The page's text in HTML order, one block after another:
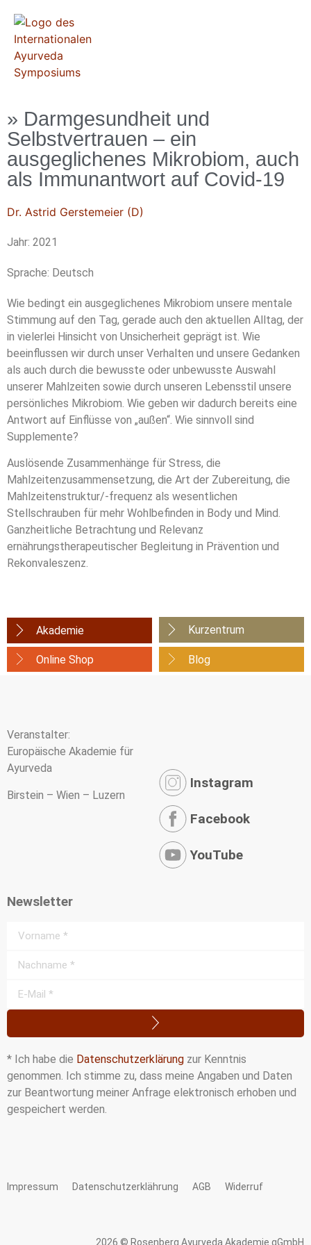
» Darmgesundheit und
Selbstvertrauen – ein
ausgeglichenes Mikrobiom, auch
als Immunantwort auf Covid-19
Dr. Astrid Gerstemeier (D)
Jahr: 2021
Sprache: Deutsch
Wie bedingt ein ausgeglichenes Mikrobiom unsere mentale
Stimmung auf den Tag, gerade auch den aktuellen Alltag, der
in vielerlei Hinsicht von Unsicherheit geprägt ist. Wie
beeinflussen wir durch unser Verhalten und unsere Gedanken
als auch durch die bewusste oder unbewusste Auswahl
unserer Mahlzeiten sowie durch unseren Lebensstil unsere
persönliches Mikrobiom. Wie geben wir dadurch bereits eine
Antwort auf Einflüsse von „außen“. Wie sinnvoll sind
Supplemente?
Auslösende Zusammenhänge für Stress, die
Mahlzeitenzusammensetzung, die Art der Zubereitung, die
Mahlzeitenstruktur/-frequenz als wesentlichen
Stellschrauben für mehr Wohlbefinden in Body und Mind.
Ganzheitliche Betrachtung und Relevanz
ernährungstherapeutischer Begleitung in Prävention und
Rekonvaleszenz.
Akademie Kurzentrum
Online Shop Blog
Veranstalter:
Europäische Akademie für
Ayurveda
Birstein – Wien – Luzern
Instagram
Facebook
YouTube
Newsletter
* Ich habe die Datenschutzerklärung zur Kenntnis
genommen. Ich stimme zu, dass meine Angaben und Daten
zur Beantwortung meiner Anfrage elektronisch erhoben und
gespeichert werden.
Impressum Datenschutzerklährung AGB Widerruf
2026 © Rosenberg Ayurveda Akademie gGmbH